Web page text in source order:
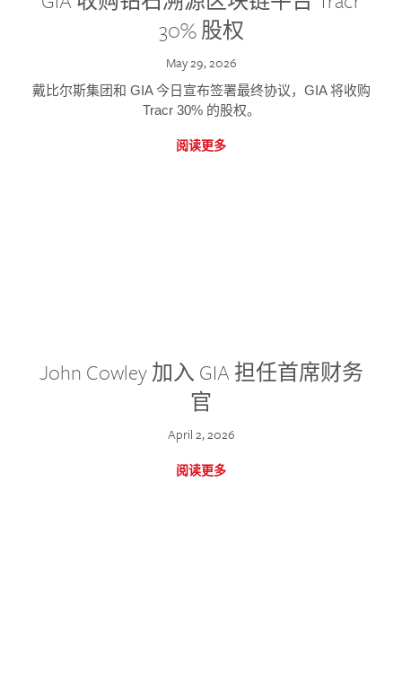
30% 股权
May 29, 2026
戴比尔斯集团和 GIA 今日宣布签署最终协议，GIA 将收购
Tracr 30% 的股权。
阅读更多
John Cowley 加入 GIA 担任首席财务
官
April 2, 2026
阅读更多